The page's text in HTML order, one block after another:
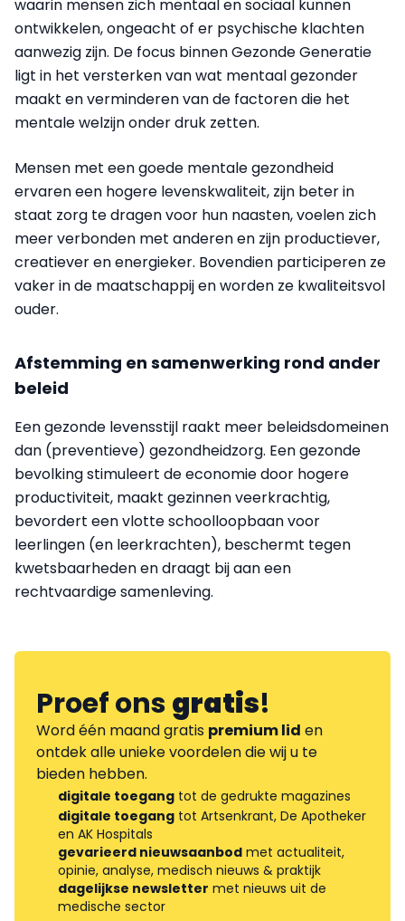
waarin mensen zich mentaal en sociaal kunnen
ontwikkelen, ongeacht of er psychische klachten
aanwezig zijn. De focus binnen Gezonde Generatie
ligt in het versterken van wat mentaal gezonder
maakt en verminderen van de factoren die het
mentale welzijn onder druk zetten.
Mensen met een goede mentale gezondheid
ervaren een hogere levenskwaliteit, zijn beter in
staat zorg te dragen voor hun naasten, voelen zich
meer verbonden met anderen en zijn productiever,
creatiever en energieker. Bovendien participeren ze
vaker in de maatschappij en worden ze kwaliteitsvol
ouder.
Afstemming en samenwerking rond ander
beleid
Een gezonde levensstijl raakt meer beleidsdomeinen
dan (preventieve) gezondheidzorg. Een gezonde
bevolking stimuleert de economie door hogere
productiviteit, maakt gezinnen veerkrachtig,
bevordert een vlotte schoolloopbaan voor
leerlingen (en leerkrachten), beschermt tegen
kwetsbaarheden en draagt bij aan een
rechtvaardige samenleving.
Proef onsgratis!
Word één maand gratis premium lid en
ontdek alle unieke voordelen die wij u te
bieden hebben.
digitale toegang tot de gedrukte magazines
digitale toegang tot Artsenkrant, De Apotheker
en AK Hospitals
gevarieerd nieuwsaanbod met actualiteit,
opinie, analyse, medisch nieuws & praktijk
dagelijkse newsletter met nieuws uit de
medische sector